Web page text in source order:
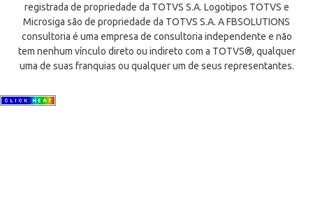
registrada de propriedade da TOTVS S.A. Logotipos TOTVS e
Microsiga são de propriedade da TOTVS S.A. A FBSOLUTIONS
consultoria é uma empresa de consultoria independente e não
tem nenhum vínculo direto ou indireto com a TOTVS®, qualquer
uma de suas franquias ou qualquer um de seus representantes.